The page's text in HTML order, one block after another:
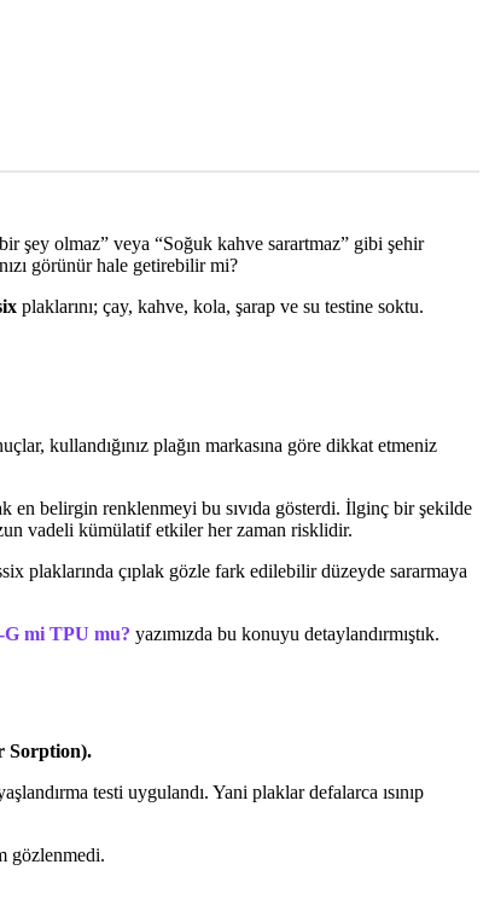
şey olmaz” veya “Soğuk kahve sarartmaz” gibi şehir
görünür hale getirebilir mi?
plaklarını; çay, kahve, kola, şarap ve su testine soktu.
kullandığınız plağın markasına göre dikkat etmeniz
en belirgin renklenmeyi bu sıvıda gösterdi. İlginç bir şekilde
vadeli kümülatif etkiler her zaman risklidir.
plaklarında çıplak gözle fark edilebilir düzeyde sararmaya
G mi TPU mu? yazımızda bu konuyu detaylandırmıştık.
Sorption).
testi uygulandı. Yani plaklar defalarca ısınıp
gözlenmedi.